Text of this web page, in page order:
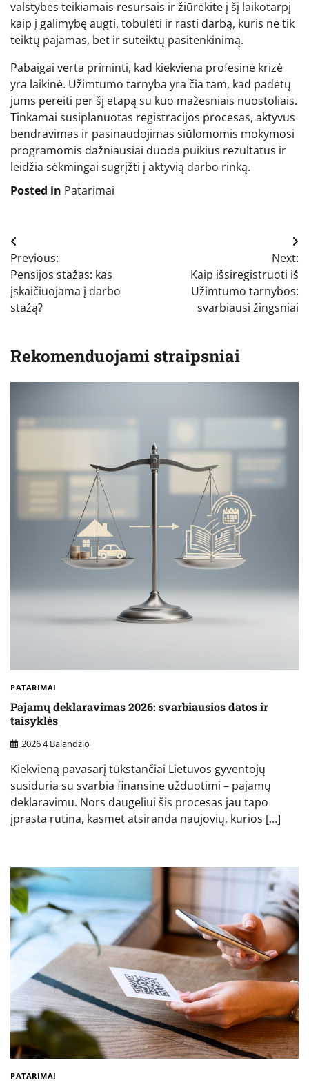
valstybės teikiamais resursais ir žiūrėkite į šį laikotarpį
kaip į galimybę augti, tobulėti ir rasti darbą, kuris ne tik
teiktų pajamas, bet ir suteiktų pasitenkinimą.
Pabaigai verta priminti, kad kiekviena profesinė krizė
yra laikinė. Užimtumo tarnyba yra čia tam, kad padėtų
jums pereiti per šį etapą su kuo mažesniais nuostoliais.
Tinkamai susiplanuotas registracijos procesas, aktyvus
bendravimas ir pasinaudojimas siūlomomis mokymosi
programomis dažniausiai duoda puikius rezultatus ir
leidžia sėkmingai sugrįžti į aktyvią darbo rinką.
Posted in Patarimai
Navigacija
tarp
įrašų
Previous:
Pensijos stažas: kas
įskaičiuojama į darbo
stažą?
Next:
Kaip išsiregistruoti iš
Užimtumo tarnybos:
svarbiausi žingsniai
Rekomenduojami straipsniai
PATARIMAI
Pajamų deklaravimas 2026: svarbiausios datos ir
taisyklės
2026 4 Balandžio
Kiekvieną pavasarį tūkstančiai Lietuvos gyventojų
susiduria su svarbia finansine užduotimi – pajamų
deklaravimu. Nors daugeliui šis procesas jau tapo
įprasta rutina, kasmet atsiranda naujovių, kurios […]
PATARIMAI